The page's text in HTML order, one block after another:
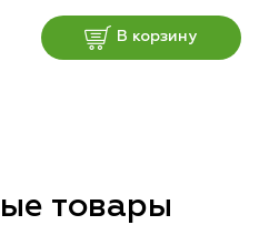
В корзину
товары